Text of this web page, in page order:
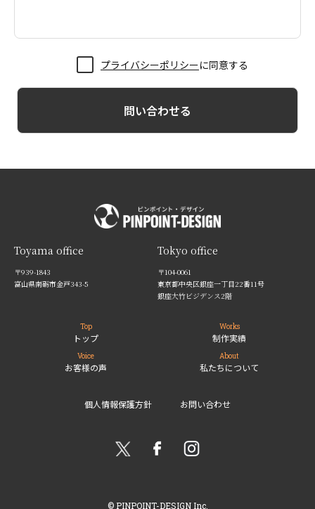
プライバシーポリシーに同意する
Toyama office
〒939-1843
富山県南砺市金戸343-5
Tokyo office
〒104-0061
東京都中央区銀座一丁目22番11号
銀座大竹ビジデンス2階
Top
トップ
Works
制作実績
Voice
お客様の声
About
私たちについて
個人情報保護方針 お問い合わせ
© PINPOINT-DESIGN Inc.